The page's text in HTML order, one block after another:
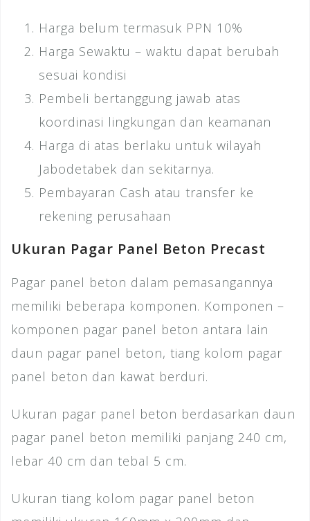
Harga belum termasuk PPN 10%
Harga Sewaktu – waktu dapat berubah
sesuai kondisi
Pembeli bertanggung jawab atas
koordinasi lingkungan dan keamanan
Harga di atas berlaku untuk wilayah
Jabodetabek dan sekitarnya.
Pembayaran Cash atau transfer ke
rekening perusahaan
Ukuran Pagar Panel Beton Precast
Pagar panel beton dalam pemasangannya
memiliki beberapa komponen. Komponen –
komponen pagar panel beton antara lain
daun pagar panel beton, tiang kolom pagar
panel beton dan kawat berduri.
Ukuran pagar panel beton berdasarkan daun
pagar panel beton memiliki panjang 240 cm,
lebar 40 cm dan tebal 5 cm.
Ukuran tiang kolom pagar panel beton